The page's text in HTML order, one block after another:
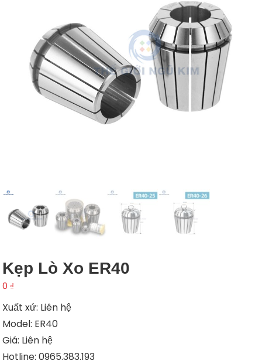
Kẹp Lò Xo ER40
0 ₫
Xuất xứ: Liên hệ
Model: ER40
Giá: Liên hệ
Hotline: 0965.383.193